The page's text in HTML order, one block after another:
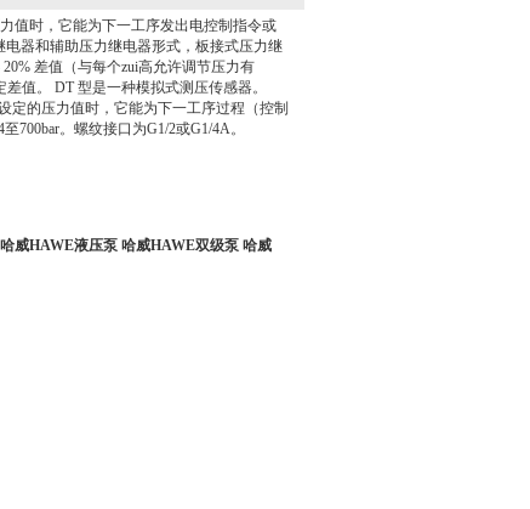
值时，它能为下一工序发出电控制指令或
器和辅助压力继电器形式，板接式压力继
差值（与每个zui高允许调节压力有
值。 DT 型是一种模拟式测压传感器。
定的压力值时，它能为下一工序过程（控制
700bar。螺纹接口为G1/2或G1/4A。
威HAWE液压泵 哈威HAWE双级泵 哈威